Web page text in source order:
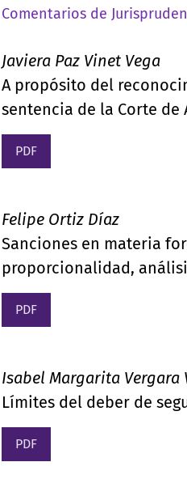
Comentarios de
Javiera Paz Vinet Vega
A propósito del
sentencia de la Corte de
PDF
Felipe Ortiz Díaz
Sanciones en materia
proporcionalidad,
PDF
Isabel Margarita Vergara
Límites del deber de
PDF